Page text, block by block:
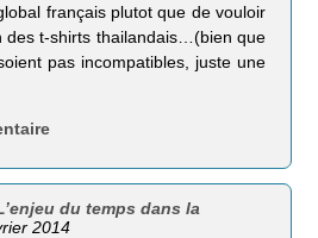
français plutot que de vouloir
des t-shirts thailandais…(bien que
pas incompatibles, juste une
du temps dans la
2014